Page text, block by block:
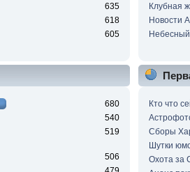
635
618
605
Клубная
Новости
680
540
519
506
Кто что
Сборы
Шутки
Охота за